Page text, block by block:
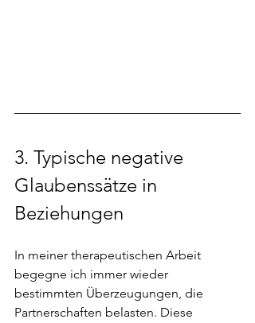
3. Typische negative
Glaubenssätze in
Beziehungen
In meiner therapeutischen Arbeit
begegne ich immer wieder
bestimmten Überzeugungen, die
Partnerschaften belasten. Diese